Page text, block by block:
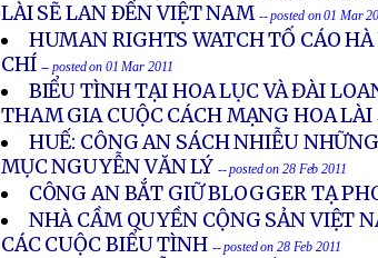
LÀI SẼ LAN ÐẾN VIỆT NAM -- posted on 01 Mar
HUMAN RIGHTS WATCH TỐ CÁO
CHÍ -- posted on 01 Mar 2011
BIỂU TÌNH TẠI HOA LỤC VÀ ĐÀI
THAM GIA CUỘC CÁCH MẠNG HOA LÀI
HUẾ: CÔNG AN SÁCH NHIỄU
MỤC NGUYỄN VĂN LÝ -- posted on 28 Feb 2011
CÔNG AN BẮT GIỮ BLOGGER TẠ
NHÀ CẦM QUYỀN CỘNG SẢN VIỆT
CÁC CUỘC BIỂU TÌNH -- posted on 28 Feb 2011